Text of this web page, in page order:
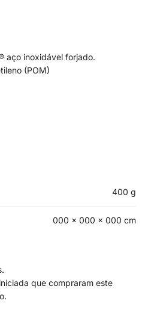
aço inoxidável forjado.
(POM)
400 g
000 × 000 × 000 cm
que compraram este